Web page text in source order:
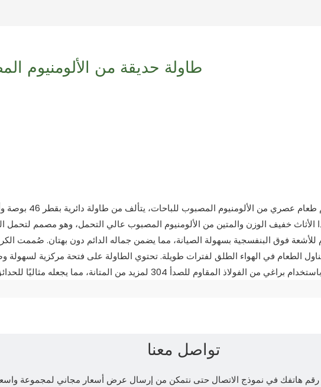
طاولة حديقة من الألومنيوم
الأثاث خفيف الوزن والمتين من الألومنيوم المصبوب عالي التحمل، وهو مصمم لتحمل
للأشعة فوق البنفسجية بسهولة الصيانة، مما يضمن جماله الدائم دون بهتان. صُممت
الطعام في الهواء الطلق لفترات طويلة. تحتوي الطاولة على فتحة مركزية لسهولة
تواصل معنا
رقم هاتفك في نموذج الاتصال حتى نتمكن من إرسال عرض أسعار مجاني لمجموعة